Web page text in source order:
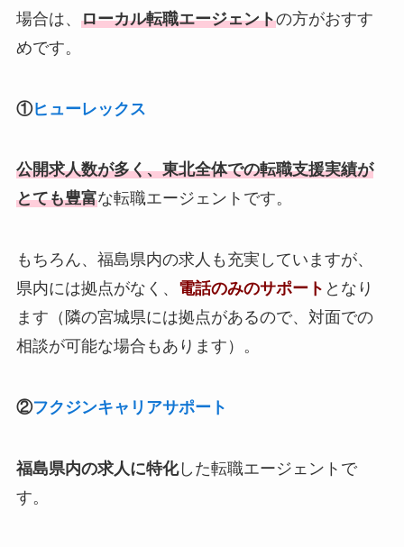
場合は、 ローカル転職エージェントの方がおすす
めです。
①ヒューレックス
公開求人数が多く、東北全体での転職支援実績が
とても豊富な転職エージェントです。
もちろん、福島県内の求人も充実していますが、
県内には拠点がなく、 電話のみのサポート となり
ます（隣の宮城県には拠点があるので、対面での
相談が可能な場合もあります）。
②フクジンキャリアサポート
福島県内の求人に特化した転職エージェントで
す。